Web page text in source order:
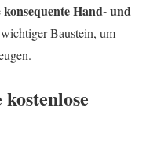
konsequente Hand- und
Baustein, um